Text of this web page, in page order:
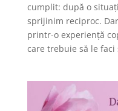
cumplit: după o
sprijinim reciproc.
printr-o experiență
care trebuie să le faci